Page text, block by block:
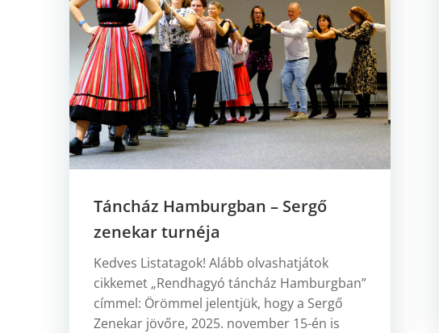
Táncház Hamburgban – Sergő
zenekar turnéja
Kedves Listatagok! Alább olvashatjátok
cikkemet „Rendhagyó táncház Hamburgban”
címmel: Örömmel jelentjük, hogy a Sergő
Zenekar jövőre, 2025. november 15-én is